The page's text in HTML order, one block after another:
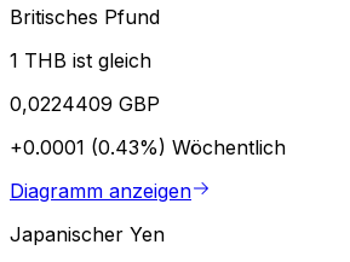
Britisches Pfund
1 THB ist gleich
0,0224409 GBP
+0.0001 (0.43%) Wöchentlich
Diagramm anzeigen
Japanischer Yen